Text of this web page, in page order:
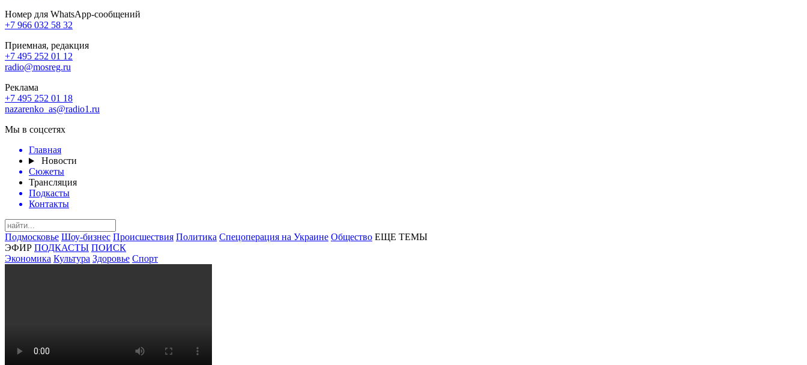
Номер для WhatsApp-сообщений
+7 966 032 58 32
Приемная, редакция
+7 495 252 01 12
radio@mosreg.ru
Реклама
+7 495 252 01 18
nazarenko_as@radio1.ru
Мы в соцсетях
Главная
Новости
Сюжеты
Трансляция
Подкасты
Контакты
Подмосковье Шоу-бизнес Происшествия Политика Спецоперация на Украине Общество ЕЩЕ ТЕМЫ
ЭФИР ПОДКАСТЫ ПОИСК
Экономика Культура Здоровье Спорт